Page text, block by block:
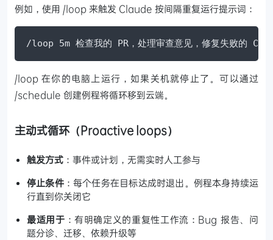
例如，使用 /loop 来触发 Claude 按间隔重复运行提示词：
/loop 5m 检查我的 PR，处理审查意见，修复失败的 CI
/loop 在你的电脑上运行，如果关机就停止了。可以通过
/schedule 创建例程将循环移到云端。
主动式循环（Proactive loops）
触发方式 ：事件或计划，无需实时人工参与
停止条件：每个任务在目标达成时退出。例程本身持续运
行直到你关闭它
最适用于 ：有明确定义的重复性工作流：Bug 报告、问
题分诊、迁移、依赖升级等